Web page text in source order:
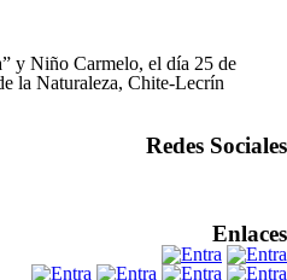
y Niño Carmelo, el día 25 de
la Naturaleza, Chite-Lecrín
Redes Sociales
Enlaces